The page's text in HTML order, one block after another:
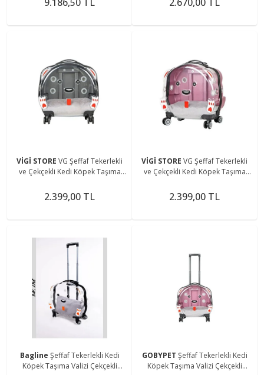
VİGİ STORE VG Şeffaf Tekerlekli
ve Çekçekli Kedi Köpek Taşıma
2.399,00 TL
VİGİ STORE VG Şeffaf Tekerlekli
ve Çekçekli Kedi Köpek Taşıma
2.399,00 TL
Bagline Şeffaf Tekerlekli Kedi
Köpek Taşıma Valizi Çekçekli
GOBYPET Şeffaf Tekerlekli Kedi
Köpek Taşıma Valizi Çekçekli